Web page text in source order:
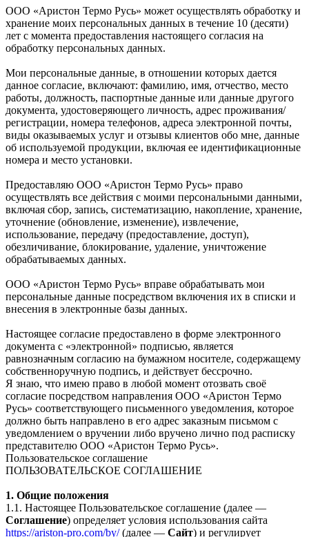
ООО «Аристон Термо Русь» может осуществлять обработку и
хранение моих персональных данных в течение 10 (десяти)
лет с момента предоставления настоящего согласия на
обработку персональных данных.
Мои персональные данные, в отношении которых дается
данное согласие, включают: фамилию, имя, отчество, место
работы, должность, паспортные данные или данные другого
документа, удостоверяющего личность, адрес проживания/
регистрации, номера телефонов, адреса электронной почты,
виды оказываемых услуг и отзывы клиентов обо мне, данные
об используемой продукции, включая ее идентификационные
номера и место установки.
Предоставляю ООО «Аристон Термо Русь» право
осуществлять все действия с моими персональными данными,
включая сбор, запись, систематизацию, накопление, хранение,
уточнение (обновление, изменение), извлечение,
использование, передачу (предоставление, доступ),
обезличивание, блокирование, удаление, уничтожение
обрабатываемых данных.
ООО «Аристон Термо Русь» вправе обрабатывать мои
персональные данные посредством включения их в списки и
внесения в электронные базы данных.
Настоящее согласие предоставлено в форме электронного
документа с «электронной» подписью, является
равнозначным согласию на бумажном носителе, содержащему
собственноручную подпись, и действует бессрочно.
Я знаю, что имею право в любой момент отозвать своё
согласие посредством направления ООО «Аристон Термо
Русь» соответствующего письменного уведомления, которое
должно быть направлено в его адрес заказным письмом с
уведомлением о вручении либо вручено лично под расписку
представителю ООО «Аристон Термо Русь».
Пользовательское соглашение
ПОЛЬЗОВАТЕЛЬСКОЕ СОГЛАШЕНИЕ
1. Общие положения
1.1. Настоящее Пользовательское соглашение (далее —
Соглашение) определяет условия использования сайта
https://ariston-pro.com/by/(далее — Сайт) и регулирует